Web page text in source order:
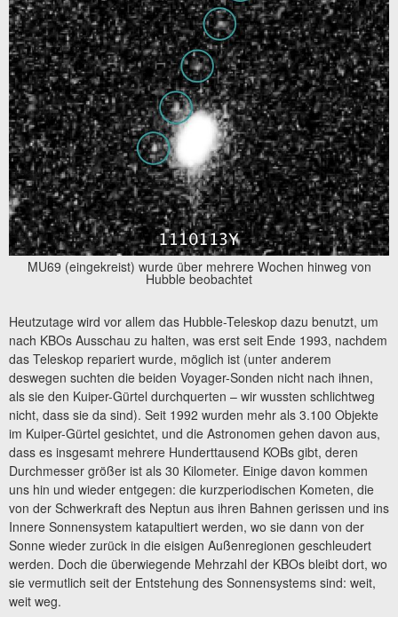
MU69 (eingekreist) wurde über mehrere Wochen hinweg von
Hubble beobachtet
Heutzutage wird vor allem das Hubble-Teleskop dazu benutzt, um
nach KBOs Ausschau zu halten, was erst seit Ende 1993, nachdem
das Teleskop repariert wurde, möglich ist (unter anderem
deswegen suchten die beiden Voyager-Sonden nicht nach ihnen,
als sie den Kuiper-Gürtel durchquerten – wir wussten schlichtweg
nicht, dass sie da sind). Seit 1992 wurden mehr als 3.100 Objekte
im Kuiper-Gürtel gesichtet, und die Astronomen gehen davon aus,
dass es insgesamt mehrere Hunderttausend KOBs gibt, deren
Durchmesser größer ist als 30 Kilometer. Einige davon kommen
uns hin und wieder entgegen: die kurzperiodischen Kometen, die
von der Schwerkraft des Neptun aus ihren Bahnen gerissen und ins
Innere Sonnensystem katapultiert werden, wo sie dann von der
Sonne wieder zurück in die eisigen Außenregionen geschleudert
werden. Doch die überwiegende Mehrzahl der KBOs bleibt dort, wo
sie vermutlich seit der Entstehung des Sonnensystems sind: weit,
weit weg.